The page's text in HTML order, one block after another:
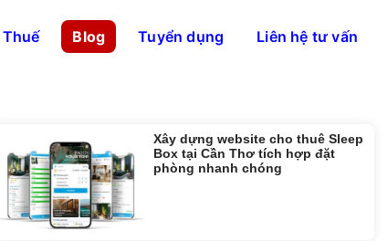
Blog Tuyển dụng Liên hệ tư vấn
Xây dựng website cho thuê Sleep
Box tại Cần Thơ tích hợp đặt
phòng nhanh chóng